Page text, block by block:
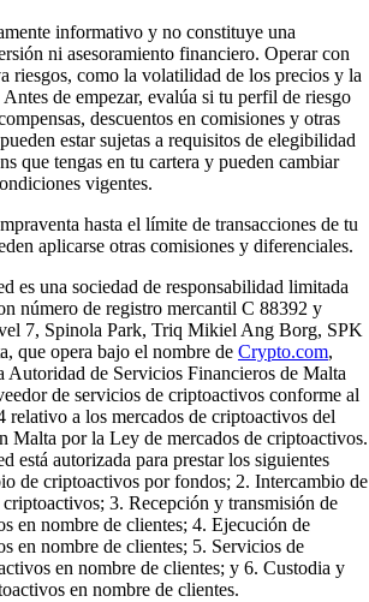
informativo y no constituye una
ni asesoramiento financiero. Operar con
riesgos, como la volatilidad de los precios y la
de empezar, evalúa si tu perfil de riesgo
descuentos en comisiones y otras
estar sujetas a requisitos de elegibilidad
que tengas en tu cartera y pueden cambiar
vigentes.
hasta el límite de transacciones de tu
aplicarse otras comisiones y diferenciales.
una sociedad de responsabilidad limitada
número de registro mercantil C 88392 y
7, Spinola Park, Triq Mikiel Ang Borg, SPK
que opera bajo el nombre de Crypto.com,
Autoridad de Servicios Financieros de Malta
de servicios de criptoactivos conforme al
relativo a los mercados de criptoactivos del
Malta por la Ley de mercados de criptoactivos.
autorizada para prestar los siguientes
de criptoactivos por fondos; 2. Intercambio de
3. Recepción y transmisión de
en nombre de clientes; 4. Ejecución de
en nombre de clientes; 5. Servicios de
en nombre de clientes; y 6. Custodia y
en nombre de clientes.